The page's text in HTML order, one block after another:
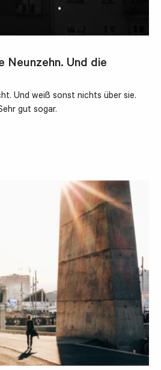
Neunzehn. Und die
Und weiß sonst nichts über sie.
gut sogar.